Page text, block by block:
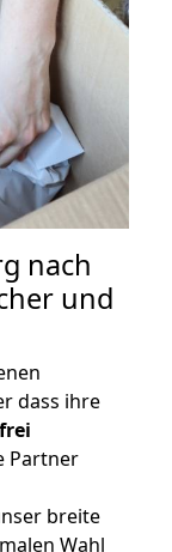
nach
und
dass ihre
Partner
breite
Wahl